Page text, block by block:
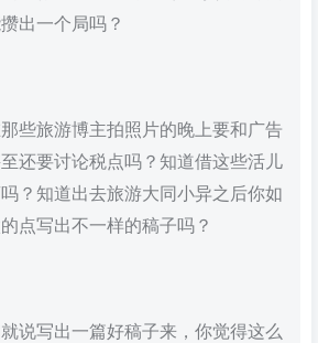
出一个局吗？
些旅游博主拍照片的晚上要和广告
还要讨论税点吗？知道借这些活儿
？知道出去旅游大同小异之后你如
点写出不一样的稿子吗？
说写出一篇好稿子来，你觉得这么